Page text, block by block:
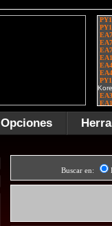
Opciones
Buscar en: